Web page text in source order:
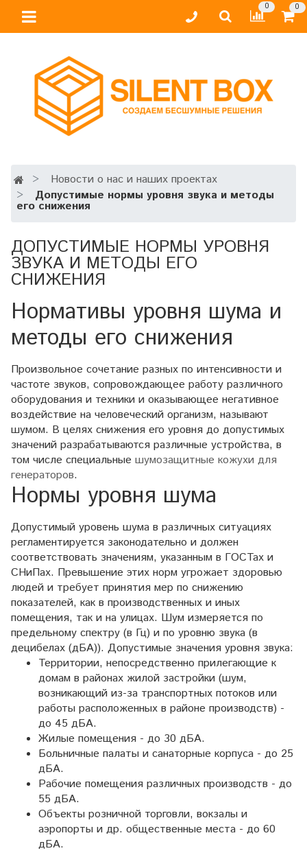
0 0
Новости о нас и наших проектах
Допустимые нормы уровня звука и методы
его снижения
ДОПУСТИМЫЕ НОРМЫ УРОВНЯ
ЗВУКА И МЕТОДЫ ЕГО
СНИЖЕНИЯ
Нормативы уровня шума и
методы его снижения
Произвольное сочетание разных по интенсивности и
частоте звуков, сопровождающее работу различного
оборудования и техники и оказывающее негативное
воздействие на человеческий организм, называют
шумом. В целях снижения его уровня до допустимых
значений разрабатываются различные устройства, в
том числе специальные шумозащитные кожухи для
генераторов.
Нормы уровня шума
Допустимый уровень шума в различных ситуациях
регламентируется законодательно и должен
соответствовать значениям, указанным в ГОСТах и
СНиПах. Превышение этих норм угрожает здоровью
людей и требует принятия мер по снижению
показателей, как в производственных и иных
помещения, так и на улицах. Шум измеряется по
предельному спектру (в Гц) и по уровню звука (в
децибелах (дБА)). Допустимые значения уровня звука:
Территории, непосредственно прилегающие к
домам в районах жилой застройки (шум,
возникающий из-за транспортных потоков или
работы расположенных в районе производств) -
до 45 дБА.
Жилые помещения - до 30 дБА.
Больничные палаты и санаторные корпуса - до 25
дБА.
Рабочие помещения различных производств - до
55 дБА.
Объекты розничной торговли, вокзалы и
аэропорты и др. общественные места - до 60
дБА.